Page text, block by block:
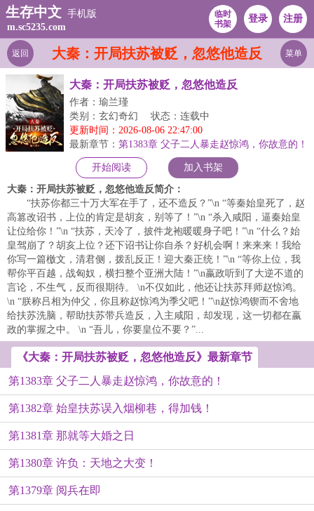
生存中文 手机版
m.sc5235.com
临时
书架
登录 注册
大秦：开局扶苏被贬，忽悠他造反
返回 菜单
大秦：开局扶苏被贬，忽悠他造反
作者：瑜兰瑾
类别：玄幻奇幻
状态：连载中
更新时间：2026-08-06 22:47:00
最新章节： 第1383章 父子二人暴走赵惊鸿，你故意的！
开始阅读 加入书架
大秦：开局扶苏被贬，忽悠他造反简介：
“扶苏你都三十万大军在手了，还不造反？”\n “等秦始皇死了，赵
高篡改诏书，上位的肯定是胡亥，别等了！”\n “杀入咸阳，逼秦始皇
让位给你！”\n “扶苏，天冷了，披件龙袍暖暖身子吧！”\n “什么？始
皇驾崩了？胡亥上位？还下诏书让你自杀？好机会啊！来来来！我给
你写一篇檄文，清君侧，拨乱反正！迎大秦正统！”\n “等你上位，我
帮你平百越，战匈奴，横扫整个亚洲大陆！”\n嬴政听到了大逆不道的
言论，不生气，反而很期待。 \n不仅如此，他还让扶苏拜师赵惊鸿。
\n “朕称吕相为仲父，你且称赵惊鸿为季父吧！”\n赵惊鸿锲而不舍地
给扶苏洗脑，帮助扶苏带兵造反，入主咸阳，却发现，这一切都在嬴
政的掌握之中。 \n “吾儿，你要皇位不要？”...
《大秦：开局扶苏被贬，忽悠他造反》最新章节
第1383章 父子二人暴走赵惊鸿，你故意的！
第1382章 始皇扶苏误入烟柳巷，得加钱！
第1381章 那就等大婚之日
第1380章 许负：天地之大变！
第1379章 阅兵在即